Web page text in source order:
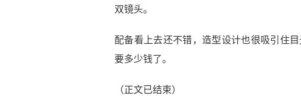
双镜头。
配备看上去还不错，造型设计也很吸引住
要多少钱了。
（正文已结束）